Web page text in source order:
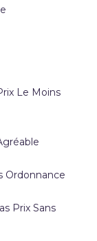
Le Moins
Ordonnance
Prix Sans